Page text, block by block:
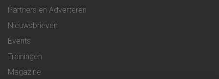
Partners en Adverteren
Nieuwsbrieven
Events
Trainingen
Magazine